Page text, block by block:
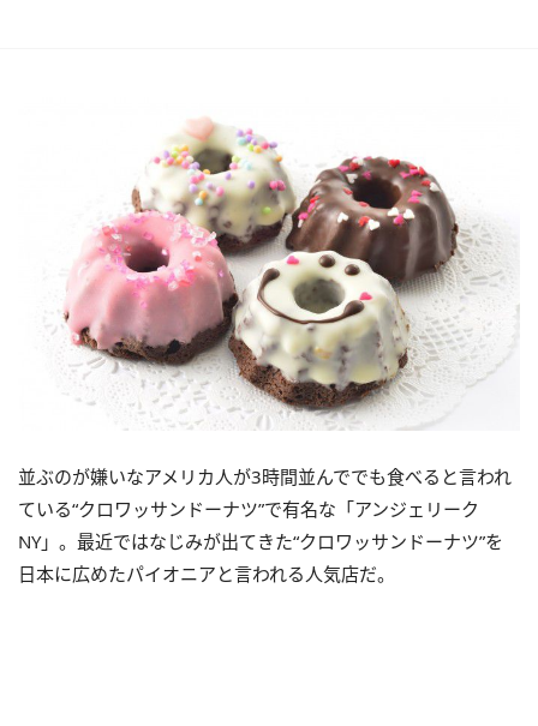
並ぶのが嫌いなアメリカ人が3時間並んででも食べると言われ
ている“クロワッサンドーナツ”で有名な「アンジェリーク
NY」。最近ではなじみが出てきた“クロワッサンドーナツ”を
日本に広めたパイオニアと言われる人気店だ。